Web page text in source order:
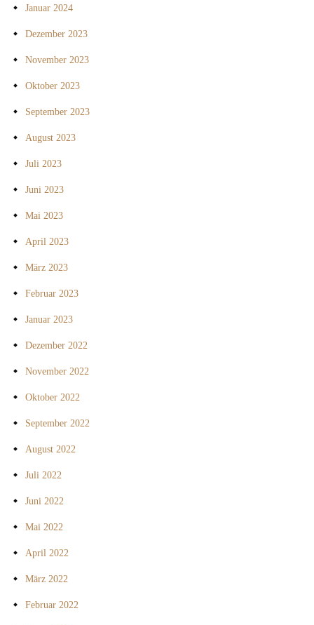
Januar 2024
Dezember 2023
November 2023
Oktober 2023
September 2023
August 2023
Juli 2023
Juni 2023
Mai 2023
April 2023
März 2023
Februar 2023
Januar 2023
Dezember 2022
November 2022
Oktober 2022
September 2022
August 2022
Juli 2022
Juni 2022
Mai 2022
April 2022
März 2022
Februar 2022